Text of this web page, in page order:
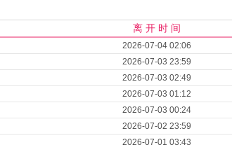
离 开 时 间
2026-07-04 02:06
2026-07-03 23:59
2026-07-03 02:49
2026-07-03 01:12
2026-07-03 00:24
2026-07-02 23:59
2026-07-01 03:43